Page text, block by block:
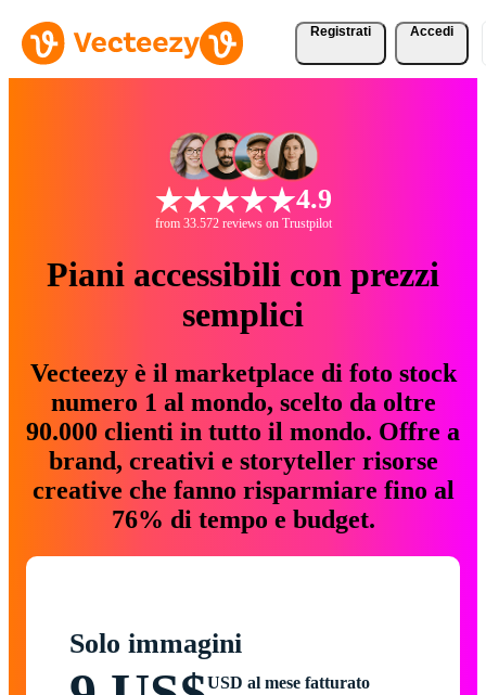
Registrati Accedi
4.9
from 33.572 reviews on Trustpilot
Piani accessibili con prezzi
semplici
Vecteezy è il marketplace di foto stock
numero 1 al mondo, scelto da oltre
90.000 clienti in tutto il mondo. Offre a
brand, creativi e storyteller risorse
creative che fanno risparmiare fino al
76% di tempo e budget.
Solo immagini
USD al mese fatturato